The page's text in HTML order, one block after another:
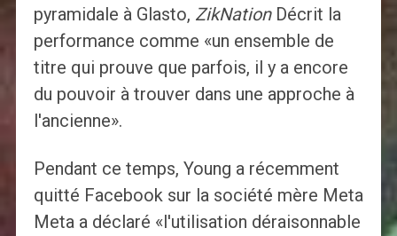
pyramidale à Glasto, ZikNationDécrit la
performance comme «un ensemble de
titre qui prouve que parfois, il y a encore
du pouvoir à trouver dans une approche à
l'ancienne».
Pendant ce temps, Young a récemment
quitté Facebook sur la société mère Meta
Meta a déclaré «l'utilisation déraisonnable